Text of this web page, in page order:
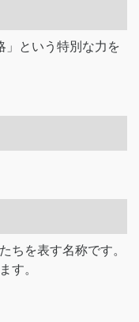
という特別な力を
ちを表す名称です。
す。